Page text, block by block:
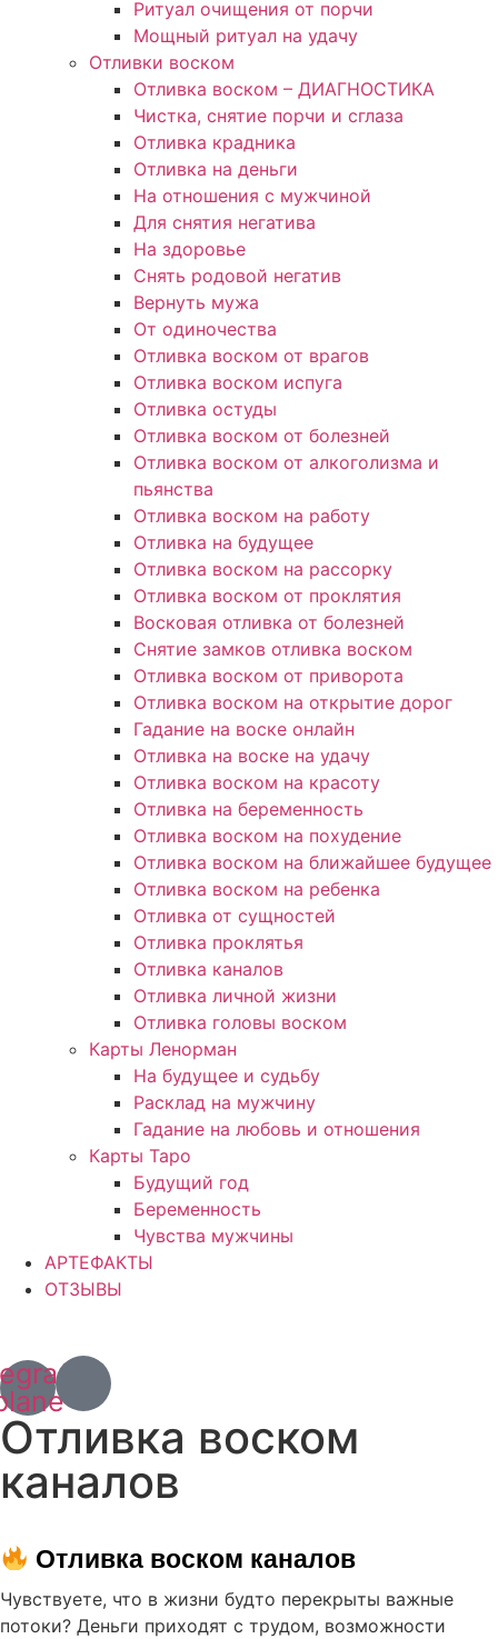
Ритуал очищения от порчи
Мощный ритуал на удачу
Отливки воском
Отливка воском – ДИАГНОСТИКА
Чистка, снятие порчи и сглаза
Отливка крадника
Отливка на деньги
На отношения с мужчиной
Для снятия негатива
На здоровье
Снять родовой негатив
Вернуть мужа
От одиночества
Отливка воском от врагов
Отливка воском испуга
Отливка остуды
Отливка воском от болезней
Отливка воском от алкоголизма и
пьянства
Отливка воском на работу
Отливка на будущее
Отливка воском на рассорку
Отливка воском от проклятия
Восковая отливка от болезней
Снятие замков отливка воском
Отливка воском от приворота
Отливка воском на открытие дорог
Гадание на воске онлайн
Отливка на воске на удачу
Отливка воском на красоту
Отливка на беременность
Отливка воском на похудение
Отливка воском на ближайшее будущее
Отливка воском на ребенка
Отливка от сущностей
Отливка проклятья
Отливка каналов
Отливка личной жизни
Отливка головы воском
Карты Ленорман
На будущее и судьбу
Расклад на мужчину
Гадание на любовь и отношения
Карты Таро
Будущий год
Беременность
Чувства мужчины
АРТЕФАКТЫ
ОТЗЫВЫ
Отливка воском
каналов
Отливка воском каналов
Чувствуете, что в жизни будто перекрыты важные
потоки? Деньги приходят с трудом, возможности